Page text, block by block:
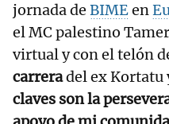
jornada de BIMEen
el MC palestino
virtual y con el telón
carreradel ex Kortatu
claves son la